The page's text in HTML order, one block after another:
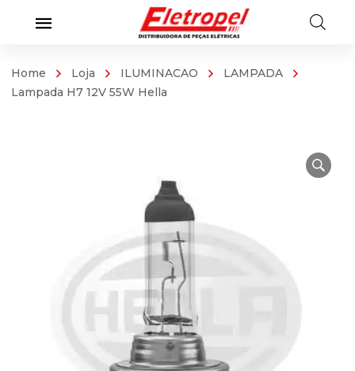
Home Loja ILUMINACAO
LAMPADA
Lampada H7 12V 55W Hella